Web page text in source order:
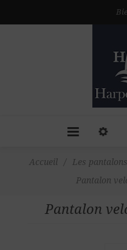
Accueil / Les pantalons
Pantalon
Pantalon